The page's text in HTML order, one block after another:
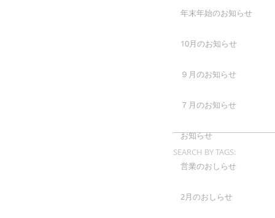
SEARCH BY TAGS:
年末年始のお知らせ
10月のお知らせ
９月のお知らせ
７月のお知らせ
お知らせ
営業のおしらせ
2月のおしらせ